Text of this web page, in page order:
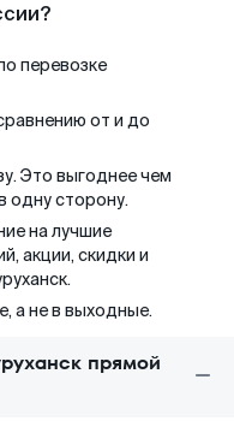
перевозке
от и до
Это выгоднее чем
одну сторону.
на лучшие
акции, скидки и
а не в выходные.
прямой